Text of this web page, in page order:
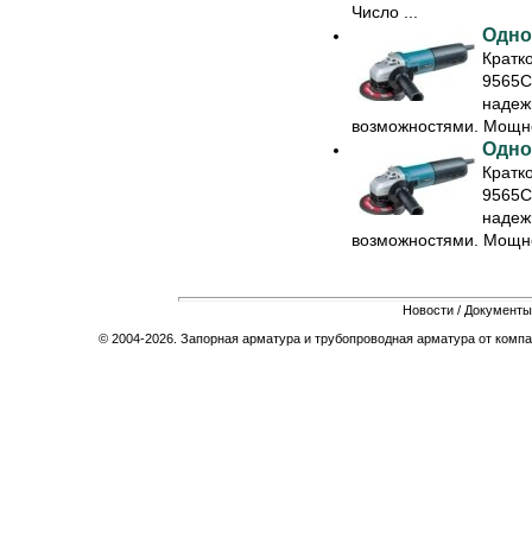
Число ...
возможностями.
возможностями.
Новости / Документы
© 2004-2026. Запорная арматура и трубопроводная арматура от